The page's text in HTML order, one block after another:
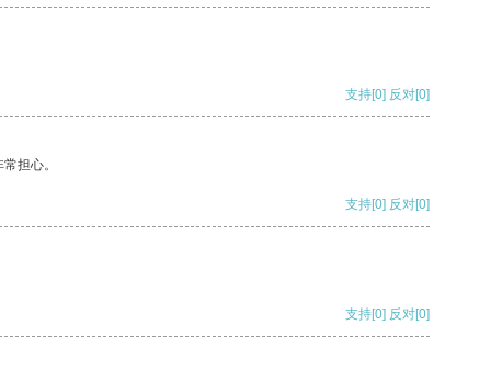
支持[0] 反对[0]
担心。
支持[0] 反对[0]
支持[0] 反对[0]